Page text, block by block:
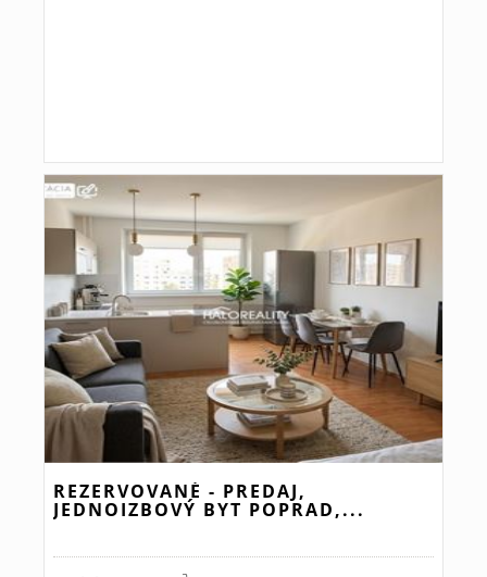
REZERVOVANÉ - PREDAJ,
JEDNOIZBOVÝ BYT POPRAD,...